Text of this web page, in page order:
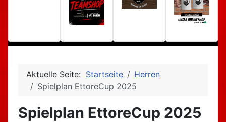
Aktuelle Seite: Startseite
Herren
Spielplan EttoreCup 2025
Spielplan EttoreCup 2025